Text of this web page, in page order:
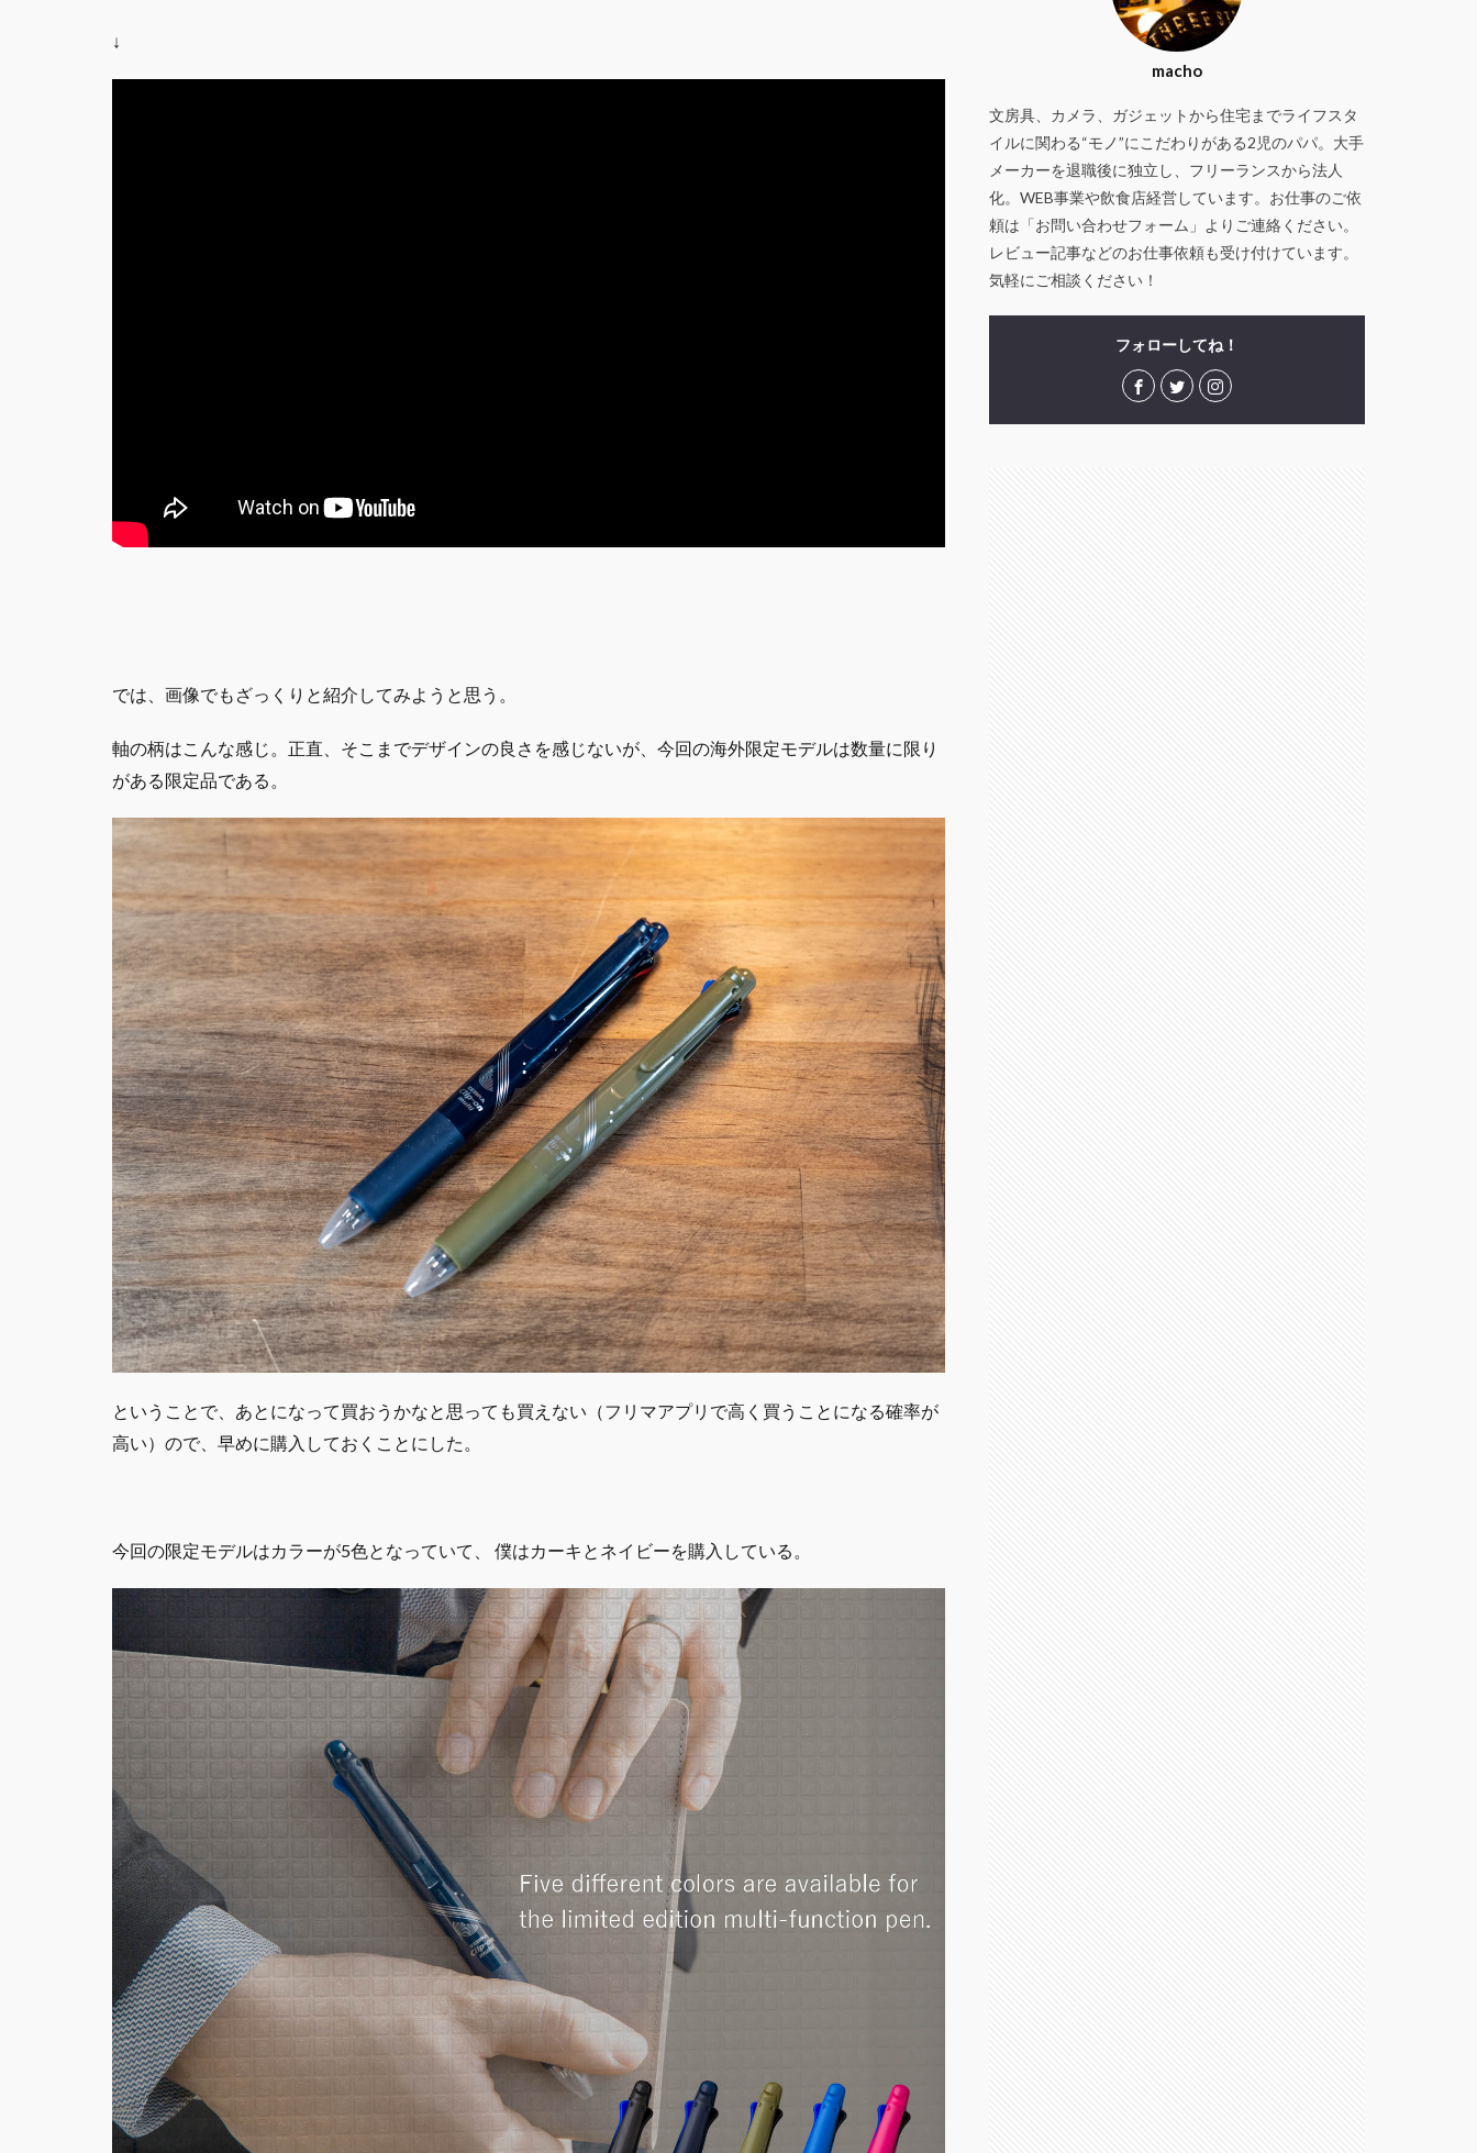
↓
では、画像でもざっくりと紹介してみようと思う。
軸の柄はこんな感じ。正直、そこまでデザインの良さを感じないが、今回の海外限定モデルは数量に限り
がある限定品である。
ということで、あとになって買おうかなと思っても買えない（フリマアプリで高く買うことになる確率が
高い）ので、早めに購入しておくことにした。
今回の限定モデルはカラーが5色となっていて、 僕はカーキとネイビーを購入している。
macho
文房具、カメラ、ガジェットから住宅までライフスタ
イルに関わる“モノ”にこだわりがある2児のパパ。大手
メーカーを退職後に独立し、フリーランスから法人
化。WEB事業や飲食店経営しています。お仕事のご依
頼は「お問い合わせフォーム」よりご連絡ください。
レビュー記事などのお仕事依頼も受け付けています。
気軽にご相談ください！
フォローしてね！